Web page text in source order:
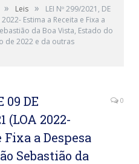
» Leis »
LEI Nº 299/2021, DE
2022- Estima a Receita e Fixa a
da Boa Vista, Estado do
de 2022 e da outras
09 DE
(LOA 2022-
a Despesa
Sebastião da
0